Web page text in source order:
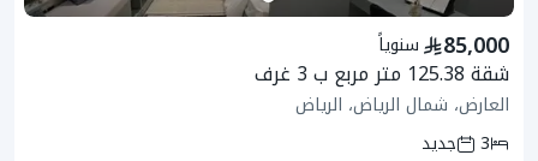
سنوياً 85,000
شقة 125.38 متر مربع ب 3 غرف
العارض، شمال الرياض، الرياض
3
جديد